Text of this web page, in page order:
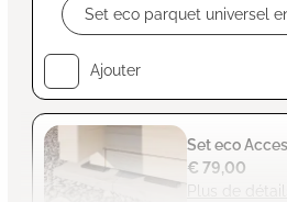
Ajouter
Set eco
Plus de détails
€ 79,00